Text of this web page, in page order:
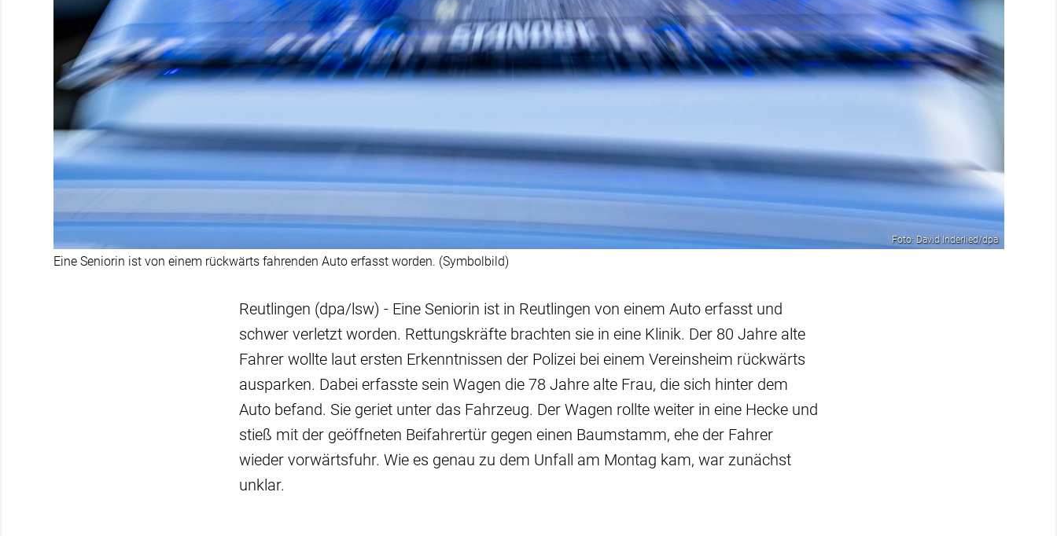
Foto: David Inderlied/dpa
Eine Seniorin ist von einem rückwärts fahrenden Auto erfasst worden. (Symbolbild)
Reutlingen (dpa/lsw) - Eine Seniorin ist in Reutlingen von einem Auto erfasst und
schwer verletzt worden. Rettungskräfte brachten sie in eine Klinik. Der 80 Jahre alte
Fahrer wollte laut ersten Erkenntnissen der Polizei bei einem Vereinsheim rückwärts
ausparken. Dabei erfasste sein Wagen die 78 Jahre alte Frau, die sich hinter dem
Auto befand. Sie geriet unter das Fahrzeug. Der Wagen rollte weiter in eine Hecke und
stieß mit der geöffneten Beifahrertür gegen einen Baumstamm, ehe der Fahrer
wieder vorwärtsfuhr. Wie es genau zu dem Unfall am Montag kam, war zunächst
unklar.